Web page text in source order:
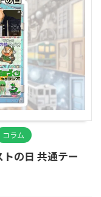
コラム
の日 共通テー